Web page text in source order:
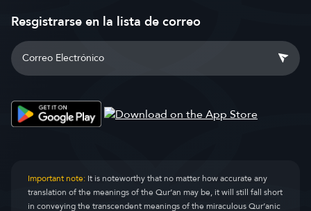
Resgistrarse en la lista de correo
Important note:It is noteworthy that no matter how accurate any
translation of the meanings of the Qur’an may be, it will still fall short
in conveying the transcendent meanings of the miraculous Qur’anic